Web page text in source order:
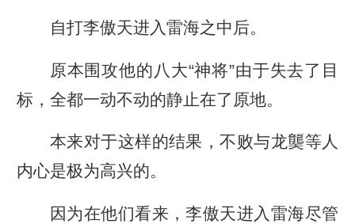
自打李傲天进入雷海之中后。
原本围攻他的八大“神将”由于失去了目
标，全都一动不动的静止在了原地。
本来对于这样的结果，不败与龙龑等人
内心是极为高兴的。
因为在他们看来，李傲天进入雷海尽管